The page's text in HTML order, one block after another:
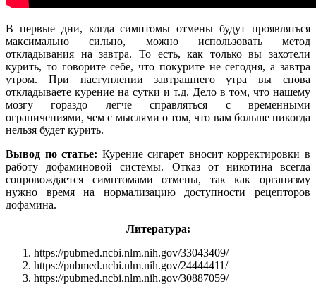
В первые дни, когда симптомы отмены будут проявляться
максимально сильно, можно использовать метод
откладывания на завтра. То есть, как только вы захотели
курить, то говорите себе, что покурите не сегодня, а завтра
утром. При наступлении завтрашнего утра вы снова
откладываете курение на сутки и т.д. Дело в том, что нашему
мозгу гораздо легче справляться с временными
ограничениями, чем с мыслями о том, что вам больше никогда
нельзя будет курить.
Вывод по статье: Курение сигарет вносит корректировки в
работу дофаминовой системы. Отказ от никотина всегда
сопровождается симптомами отмены, так как организму
нужно время на нормализацию доступности рецепторов
дофамина.
Литература:
https://pubmed.ncbi.nlm.nih.gov/33043409/
https://pubmed.ncbi.nlm.nih.gov/24444411/
https://pubmed.ncbi.nlm.nih.gov/30887059/